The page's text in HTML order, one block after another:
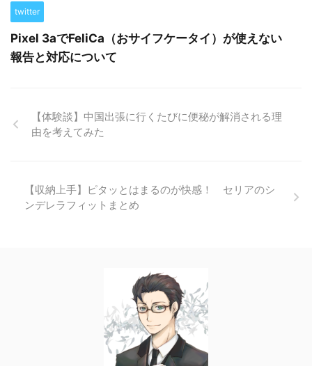
twitter
Pixel 3aでFeliCa（おサイフケータイ）が使えない
報告と対応について
【体験談】中国出張に行くたびに便秘が解消される理
由を考えてみた
【収納上手】ピタッとはまるのが快感！ セリアのシ
ンデレラフィットまとめ